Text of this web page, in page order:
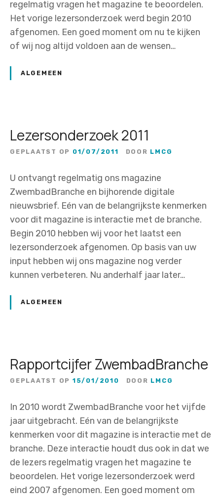
regelmatig vragen het magazine te beoordelen.
Het vorige lezersonderzoek werd begin 2010
afgenomen. Een goed moment om nu te kijken
of wij nog altijd voldoen aan de wensen…
ALGEMEEN
Lezersonderzoek 2011
GEPLAATST OP 01/07/2011 DOOR LMCG
U ontvangt regelmatig ons magazine
ZwembadBranche en bijhorende digitale
nieuwsbrief. Eén van de belangrijkste kenmerken
voor dit magazine is interactie met de branche.
Begin 2010 hebben wij voor het laatst een
lezersonderzoek afgenomen. Op basis van uw
input hebben wij ons magazine nog verder
kunnen verbeteren. Nu anderhalf jaar later…
ALGEMEEN
Rapportcijfer ZwembadBranche
GEPLAATST OP 15/01/2010 DOOR LMCG
In 2010 wordt ZwembadBranche voor het vijfde
jaar uitgebracht. Eén van de belangrijkste
kenmerken voor dit magazine is interactie met de
branche. Deze interactie houdt dus ook in dat we
de lezers regelmatig vragen het magazine te
beoordelen. Het vorige lezersonderzoek werd
eind 2007 afgenomen. Een goed moment om